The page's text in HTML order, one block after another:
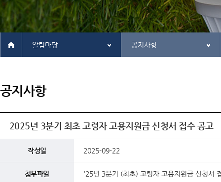
알림마당 공지사항
공지사항
2025년 3분기 최초 고령자 고용지원금 신청서 접수 공고
작성일 2025-09-22
첨부파일 '25년 3분기 (최초) 고령자 고용지원금 신청서